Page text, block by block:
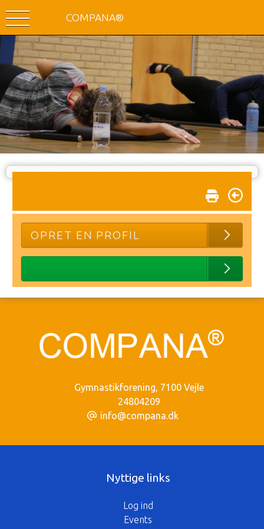
COMPANA®
OPRET EN PROFIL
Gymnastikforening, 7100 Vejle
24804209
info@compana.dk
Nyttige links
Log ind
Events